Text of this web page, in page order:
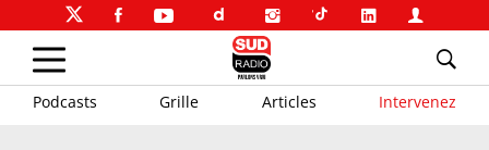
Podcasts Grille Articles Intervenez